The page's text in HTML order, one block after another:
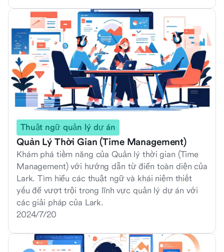
Thuật ngữ quản lý dự án
Quản Lý Thời Gian (Time Management)
Khám phá tiềm năng của Quản lý thời gian (Time
Management) với hướng dẫn từ điển toàn diện của
Lark. Tìm hiểu các thuật ngữ và khái niệm thiết
yếu để vượt trội trong lĩnh vực quản lý dự án với
các giải pháp của Lark.
2024/7/20